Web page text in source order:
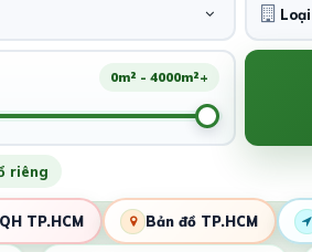
0m² - 4000m²+
riêng
QH TP.HCM Bản đồ TP.HCM